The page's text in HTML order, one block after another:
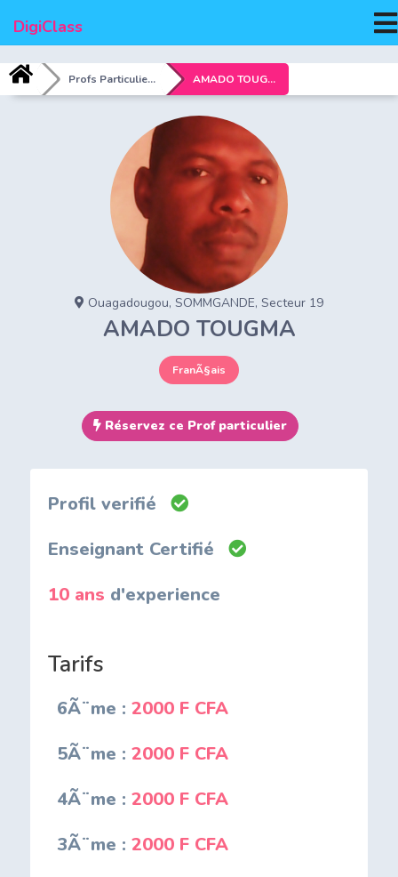
DigiClass
Profs Particuliers AMADO TOUGMA
Ouagadougou, SOMMGANDE, Secteur 19
AMADO TOUGMA
FranÃ§ais
Réservez ce Prof particulier
Profil verifié
Enseignant Certifié
10 ans d'experience
Tarifs
6Ã¨me : 2000 F CFA
5Ã¨me : 2000 F CFA
4Ã¨me : 2000 F CFA
3Ã¨me : 2000 F CFA